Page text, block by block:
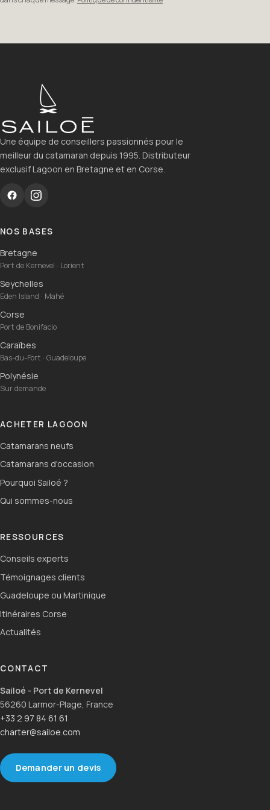
Une équipe de conseillers passionnés pour le
meilleur du catamaran depuis 1995. Distributeur
exclusif Lagoon en Bretagne et en Corse.
NOS BASES
Bretagne
Port de Kernevel · Lorient
Seychelles
Eden Island · Mahé
Corse
Port de Bonifacio
Caraïbes
Bas-du-Fort · Guadeloupe
Polynésie
Sur demande
ACHETER LAGOON
Catamarans neufs
Catamarans d'occasion
Pourquoi Sailoé ?
Qui sommes-nous
RESSOURCES
Conseils experts
Témoignages clients
Guadeloupe ou Martinique
Itinéraires Corse
Actualités
CONTACT
Sailoé - Port de Kernevel
56260 Larmor-Plage, France
+33 2 97 84 61 61
charter@sailoe.com
Demander un devis